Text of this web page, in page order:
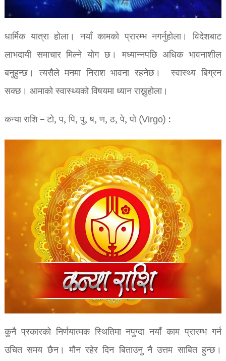
धार्मिक यात्रा होला। नयाँ कामको प्रारम्भ नगर्नुहोला। विदेशबाट
लाभदायी समाचार मिल्ने योग छ। मध्यान्नपछि अधिक भावनाशील
बनुहुन्छ। त्यसैले मनमा निराश भावना रहनेछ। स्वास्थ्य बिग्रन
सक्छ। आमाको स्वास्थ्यको विषयमा ध्यान राख्नुहोला।
कन्या राशि – टो, प, पि, पु, ष, ण, ठ, पे, पो (Virgo) :
कुनै प्रकारको निर्णयात्मक स्थितिमा नपुग्दा नयाँ काम प्रारम्भ गर्न
उचित समय छैन। मौन रहेर दिन बिताउनु नै उत्तम साबित हुन्छ।